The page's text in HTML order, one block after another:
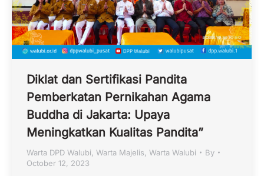
Diklat dan Sertifikasi Pandita
Pemberkatan Pernikahan Agama
Buddha di Jakarta: Upaya
Meningkatkan Kualitas Pandita”
Warta DPD Walubi Warta Majelis Warta Walubi
By
October 12, 2023